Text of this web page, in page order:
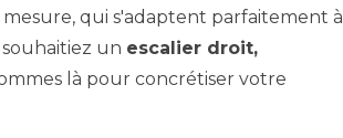
mesure, qui s'adaptent parfaitement à
un escalier droit,
là pour concrétiser votre